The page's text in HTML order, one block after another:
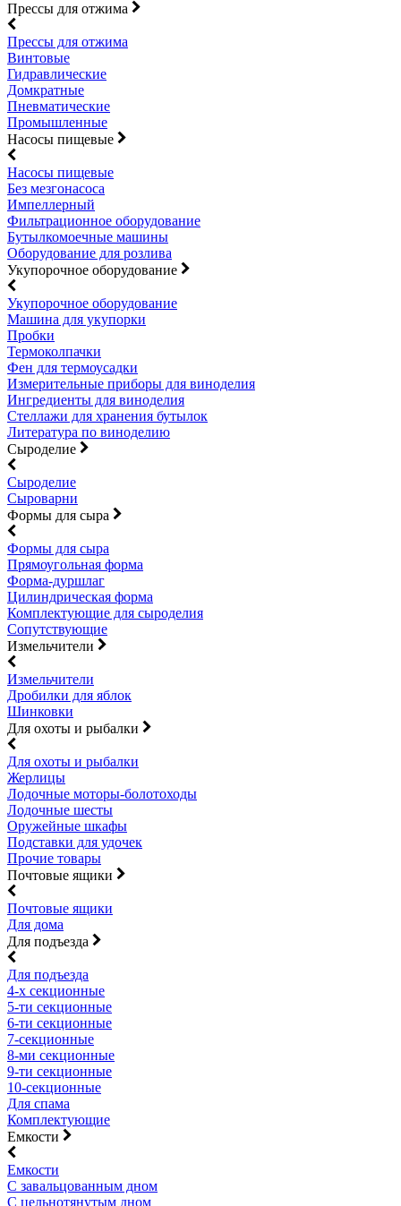
Прессы для отжима
Прессы для отжима
Винтовые
Гидравлические
Домкратные
Пневматические
Промышленные
Насосы пищевые
Насосы пищевые
Без мезгонасоса
Импеллерный
Фильтрационное оборудование
Бутылкомоечные машины
Оборудование для розлива
Укупорочное оборудование
Укупорочное оборудование
Машина для укупорки
Пробки
Термоколпачки
Фен для термоусадки
Измерительные приборы для виноделия
Ингредиенты для виноделия
Стеллажи для хранения бутылок
Литература по виноделию
Сыроделие
Сыроделие
Сыроварни
Формы для сыра
Формы для сыра
Прямоугольная форма
Форма-дуршлаг
Цилиндрическая форма
Комплектующие для сыроделия
Сопутствующие
Измельчители
Измельчители
Дробилки для яблок
Шинковки
Для охоты и рыбалки
Для охоты и рыбалки
Жерлицы
Лодочные моторы-болотоходы
Лодочные шесты
Оружейные шкафы
Подставки для удочек
Прочие товары
Почтовые ящики
Почтовые ящики
Для дома
Для подъезда
Для подъезда
4-х секционные
5-ти секционные
6-ти секционные
7-секционные
8-ми секционные
9-ти секционные
10-секционные
Для спама
Комплектующие
Емкости
Емкости
С завальцованным дном
С цельнотянутым дном